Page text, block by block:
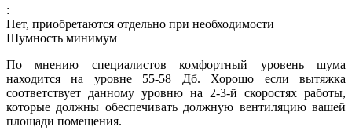
:
Нет, приобретаются отдельно при необходимости
Шумность минимум
По мнению специалистов комфортный уровень шума
находится на уровне 55-58 Дб. Хорошо если вытяжка
соответствует данному уровню на 2-3-й скоростях работы,
которые должны обеспечивать должную вентиляцию вашей
площади помещения.